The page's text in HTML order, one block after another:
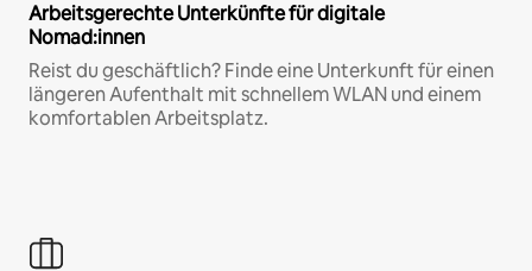
Arbeitsgerechte Unterkünfte für digitale
Nomad:innen
Reist du geschäftlich? Finde eine Unterkunft für einen
längeren Aufenthalt mit schnellem WLAN und einem
komfortablen Arbeitsplatz.